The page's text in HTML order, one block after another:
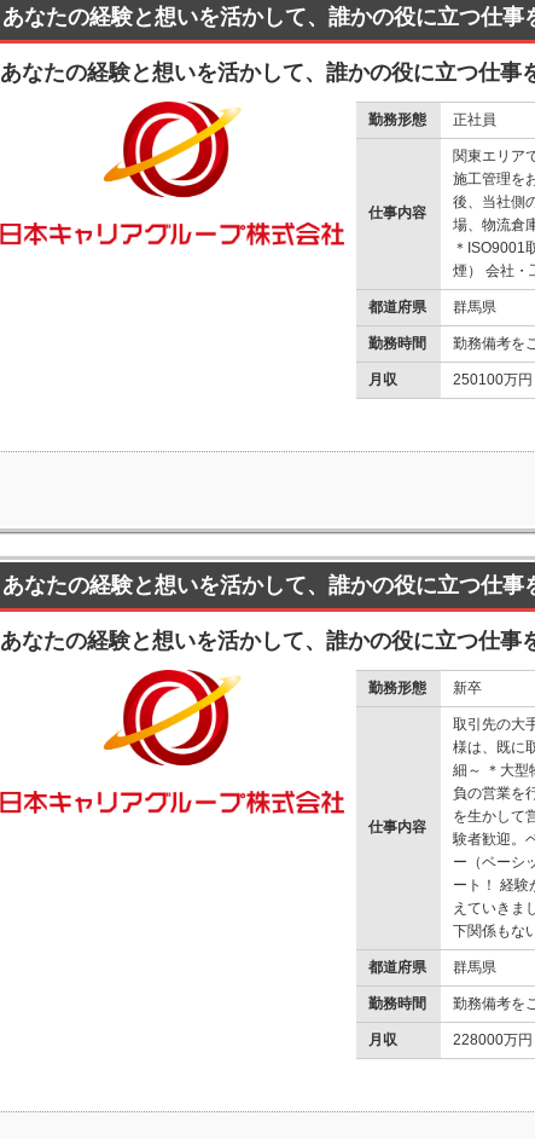
あなたの経験と想いを活かして、誰かの役に立つ仕
あなたの経験と想いを活かして、誰かの役に立つ仕事
勤務形態 正社員
仕事内容
関東エリア
施工管理を
後、当社側
場、物流倉
＊ISO9001
煙） 会社・
都道府県 群馬県
勤務時間 勤務備考を
月収 250100万
あなたの経験と想いを活かして、誰かの役に立つ仕
あなたの経験と想いを活かして、誰かの役に立つ仕事
勤務形態 新卒
仕事内容
取引先の大
様は、既に
細～ ＊大型
負の営業を
を生かして
験者歓迎。
ー（ベーシ
ート！ 経験
えていきま
下関係もな
都道府県 群馬県
勤務時間 勤務備考を
月収 228000万